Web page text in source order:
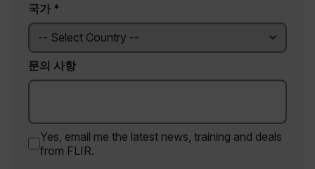
국가 *
문의 사항
Yes, email me the latest news, training and deals
from FLIR.
cashrun_session_id
cashrun_site_id
CS_FPC
customizerChangeKey
x-ms-cpim-cache|[-